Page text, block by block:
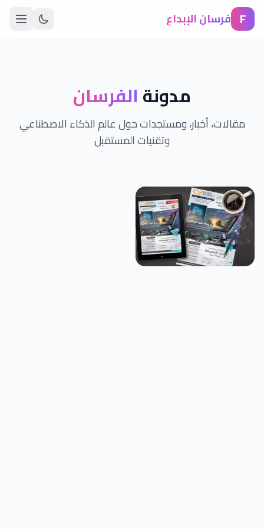
F فرسان الإبداع
مدونةالفرسان
مقالات، أخبار، ومستجدات حول عالم الذكاء الاصطناعي
وتقنيات المستقبل